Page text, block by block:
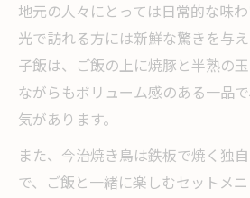
地元の人々にとっては日常的な味
光で訪れる方には新鮮な驚きを与
子飯は、ご飯の上に焼豚と半熟の
ながらもボリューム感のある一品
気があります。
また、今治焼き鳥は鉄板で焼く独
で、ご飯と一緒に楽しむセットメ